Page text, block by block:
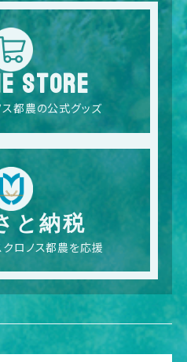
STORE
都農の公式グッズ
と納税
ロノス都農を応援